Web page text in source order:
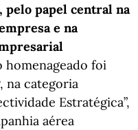
pelo papel central na
e na
homenageado foi
na categoria
Estratégica”,
aérea